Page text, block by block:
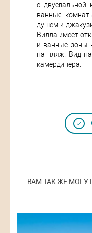
с двуспальной
ванные
душем и
Вилла имеет
и ванные зоны
на пляж. Вид на
камердинера.
ВАМ ТАК ЖЕ